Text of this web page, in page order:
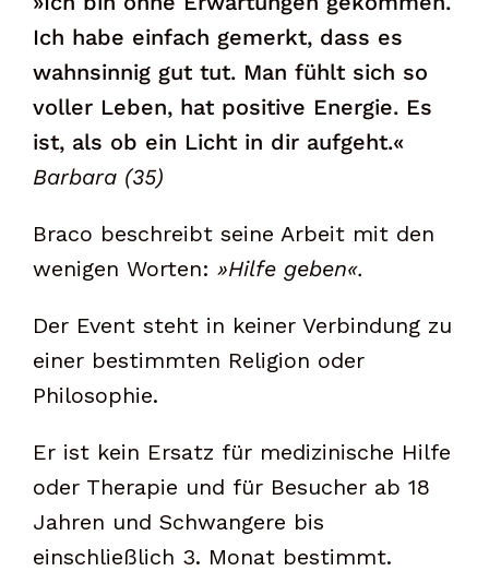
Ich habe einfach gemerkt, dass es
wahnsinnig gut tut. Man fühlt sich so
voller Leben, hat positive Energie. Es
ist, als ob ein Licht in dir aufgeht.«
Barbara (35)
Braco beschreibt seine Arbeit mit den
wenigen Worten: »Hilfe geben«.
Der Event steht in keiner Verbindung zu
einer bestimmten Religion oder
Philosophie.
Er ist kein Ersatz für medizinische Hilfe
oder Therapie und für Besucher ab 18
Jahren und Schwangere bis
einschließlich 3. Monat bestimmt.